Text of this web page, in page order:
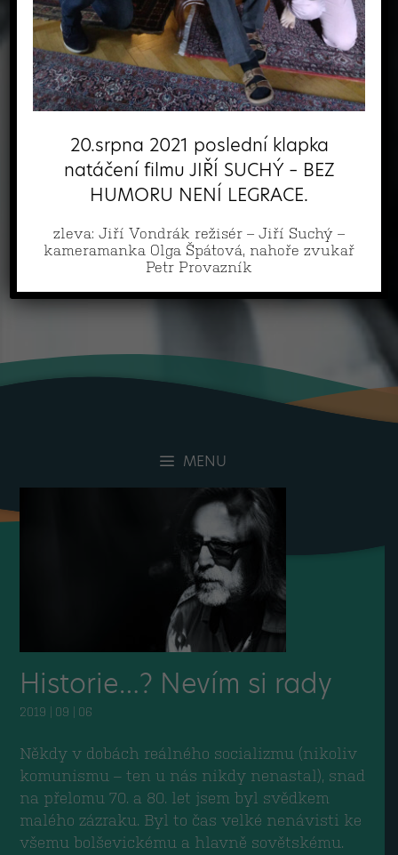
MENU
Historie…? Nevím si rady
2019 | 09 | 06
Někdy v dobách reálného socializmu (nikoliv
komunismu – ten u nás nikdy nenastal), snad
na přelomu 70. a 80. let jsem byl svědkem
malého zázraku. Byl to čas velké nenávisti ke
všemu bolševickému a hlavně sovětskému.
20.srpna 2021 poslední klapka
natáčení filmu JIŘÍ SUCHÝ – BEZ
HUMORU NENÍ LEGRACE.
zleva: Jiří Vondrák režisér – Jiří Suchý –
kameramanka Olga Špátová, nahoře zvukař
Petr Provazník